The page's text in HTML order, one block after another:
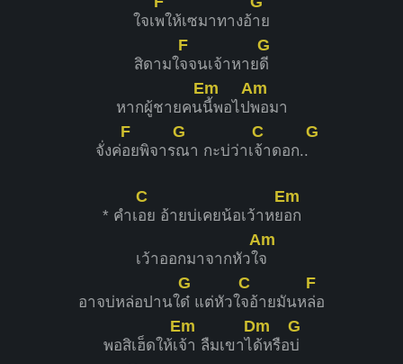
ใจเพให้เซมาทางอ้าย
สิดามใ
F
จจนเจ้าหาย
G
ดี
หากผู้ชายคน
Em
นี้พอไป
Am
พอมา
จั่งค่
F
อยพิจาร
G
ณา กะบ่ว่าเ
C
จ้าดอก..
G
* คำเ
C
อย อ้ายบ่เคยน้อเว้าหย
Em
อก
เว้าออกมาจากหัวใ
Am
จ
อาจบ่หล่อปานใ
G
ด๋ แต่หัวใ
C
จอ้ายมันห
F
ล่อ
พอสิเฮ็ดให้เ
Em
จ้า ลืมเขาไ
Dm
ด้หรือ
G
บ่